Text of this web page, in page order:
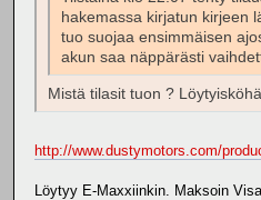
hakemassa kirjatun kirjeen
tuo suojaa ensimmäisen
akun saa näppärästi
Mistä tilasit tuon ?
http://www.dustymotors.com/
Löytyy E-Maxxiinkin. Maksoin